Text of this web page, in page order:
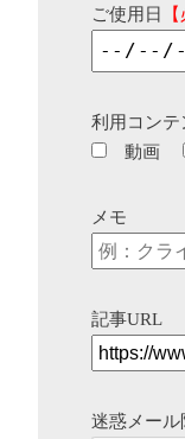
ご使用日
利用コンテ
動画
メモ
記事URL
迷惑メール